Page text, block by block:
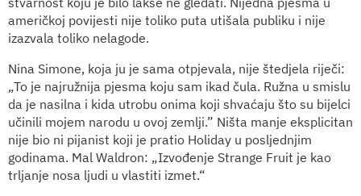
američkoj povijesti nije toliko puta utišala publiku i nije
izazvala toliko nelagode.
Nina Simone, koja ju je sama otpjevala, nije štedjela riječi:
„To je najružnija pjesma koju sam ikad čula. Ružna u smislu
da je nasilna i kida utrobu onima koji shvaćaju što su bijelci
učinili mojem narodu u ovoj zemlji.” Ništa manje eksplicitan
nije bio ni pijanist koji je pratio Holiday u posljednjim
godinama. Mal Waldron: „Izvođenje Strange Fruit je kao
trljanje nosa ljudi u vlastiti izmet.“